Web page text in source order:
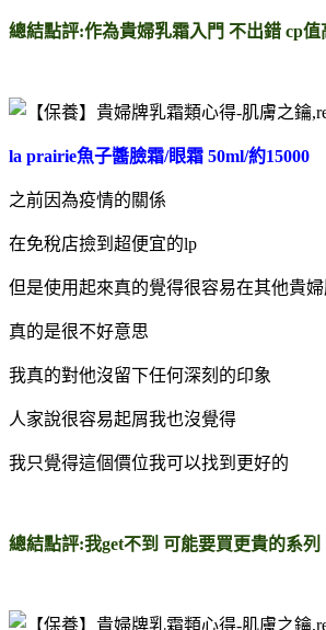
總結點評:作為貴婦乳霜入門 不出錯 cp值
la prairie魚子醬臉霜/眼霜 50ml/約15000
之前因為疫情的關係
在免稅店撿到超便宜的lp
但是使用起來真的覺得很容易在其他貴
真的是很不好意思
我真的對他沒留下任何深刻的印象
人家說很容易起屑我也沒覺得
我只覺得這個價位我可以找到更好的
總結點評:我get不到 可能要買更貴的系列